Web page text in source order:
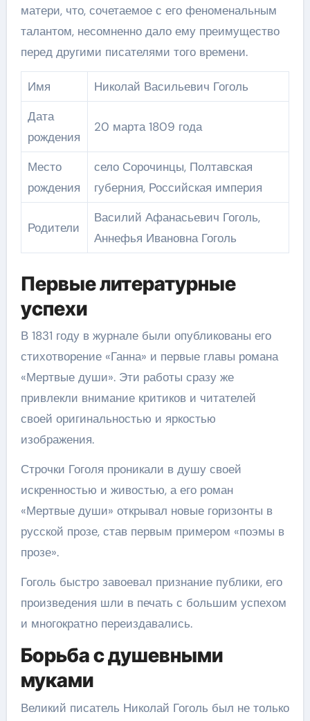
матери, что, сочетаемое с его феноменальным
талантом, несомненно дало ему преимущество
перед другими писателями того времени.
Имя
Николай Васильевич Гоголь
Дата
рождения
20 марта 1809 года
Место
рождения
село Сорочинцы, Полтавская
губерния, Российская империя
Родители
Василий Афанасьевич Гоголь,
Аннефья Ивановна Гоголь
Первые литературные
успехи
В 1831 году в журнале были опубликованы его
стихотворение «Ганна» и первые главы романа
«Мертвые души». Эти работы сразу же
привлекли внимание критиков и читателей
своей оригинальностью и яркостью
изображения.
Строчки Гоголя проникали в душу своей
искренностью и живостью, а его роман
«Мертвые души» открывал новые горизонты в
русской прозе, став первым примером «поэмы в
прозе».
Гоголь быстро завоевал признание публики, его
произведения шли в печать с большим успехом
и многократно переиздавались.
Борьба с душевными
муками
Великий писатель Николай Гоголь был не только